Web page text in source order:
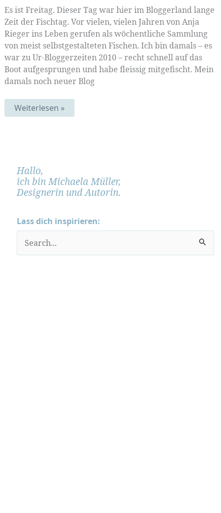
Es ist Freitag. Dieser Tag war hier im Bloggerland lange
Zeit der Fischtag. Vor vielen, vielen Jahren von Anja
Rieger ins Leben gerufen als wöchentliche Sammlung
von meist selbstgestalteten Fischen. Ich bin damals – es
war zu Ur-Bloggerzeiten 2010 – recht schnell auf das
Boot aufgesprungen und habe fleissig mitgefischt. Mein
damals noch neuer Blog
Der
Fisch
Weiterlesen »
Hallo,
ich bin Michaela Müller,
Designerin und Autorin.
Lass dich inspirieren:
u